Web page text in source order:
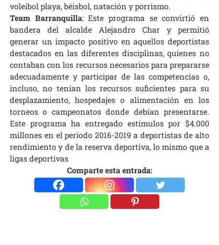
voleibol playa, béisbol, natación y porrismo.
Team Barranquilla: Este programa se convirtió en
bandera del alcalde Alejandro Char y permitió
generar un impacto positivo en aquellos deportistas
destacados en las diferentes disciplinas, quienes no
contaban con los recursos necesarios para prepararse
adecuadamente y participar de las competencias o,
incluso, no tenían los recursos suficientes para su
desplazamiento, hospedajes o alimentación en los
torneos o campeonatos donde debían presentarse.
Este programa ha entregado estímulos por $4.000
millones en el período 2016-2019 a deportistas de alto
rendimiento y de la reserva deportiva, lo mismo que a
ligas deportivas
Comparte esta entrada: